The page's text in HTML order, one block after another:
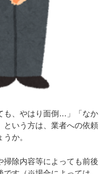
も、やはり面倒…」「なか
という方は、業者への依頼
か。
掃除内容等によっても前後